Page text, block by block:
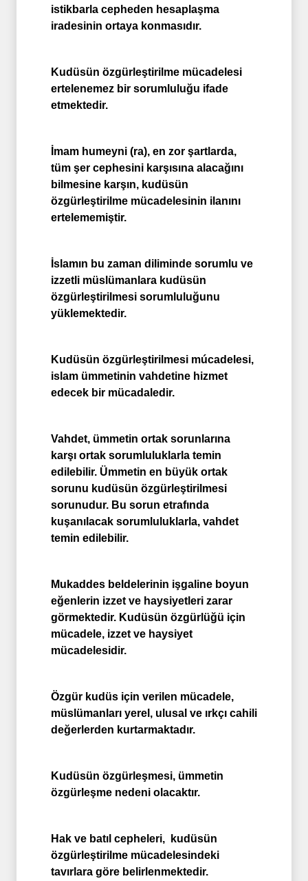
istikbarla cepheden hesaplaşma
iradesinin ortaya konmasıdır.
Kudüsün özgürleştirilme mücadelesi
ertelenemez bir sorumluluğu ifade
etmektedir.
İmam humeyni (ra), en zor şartlarda,
tüm şer cephesini karşısına alacağını
bilmesine karşın, kudüsün
özgürleştirilme mücadelesinin ilanını
ertelememiştir.
İslamın bu zaman diliminde sorumlu ve
izzetli müslümanlara kudüsün
özgürleştirilmesi sorumluluğunu
yüklemektedir.
Kudüsün özgürleştirilmesi múcadelesi,
islam ümmetinin vahdetine hizmet
edecek bir mücadaledir.
Vahdet, ümmetin ortak sorunlarına
karşı ortak sorumluluklarla temin
edilebilir. Ümmetin en büyük ortak
sorunu kudüsün özgürleştirilmesi
sorunudur. Bu sorun etrafında
kuşanılacak sorumluluklarla, vahdet
temin edilebilir.
Mukaddes beldelerinin işgaline boyun
eğenlerin izzet ve haysiyetleri zarar
görmektedir. Kudüsün özgürlüğü için
mücadele, izzet ve haysiyet
mücadelesidir.
Özgür kudüs için verilen mücadele,
müslümanları yerel, ulusal ve ırkçı cahili
değerlerden kurtarmaktadır.
Kudüsün özgürleşmesi, ümmetin
özgürleşme nedeni olacaktır.
Hak ve batıl cepheleri, kudüsün
özgürleştirilme mücadelesindeki
tavırlara göre belirlenmektedir.